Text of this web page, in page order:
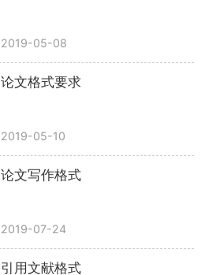
2019-05-08
论文格式要求
2019-05-10
论文写作格式
2019-07-24
引用文献格式